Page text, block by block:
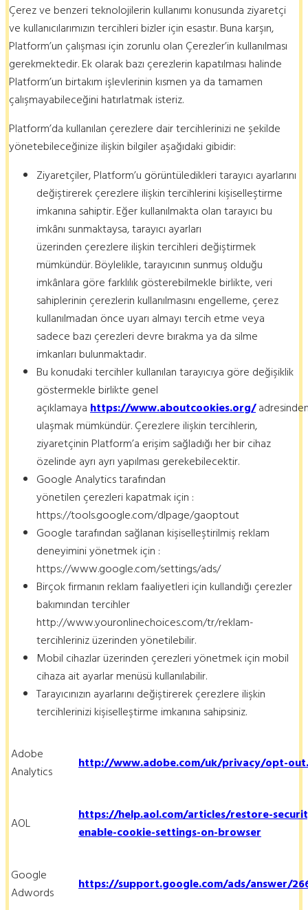
Çerez ve benzeri teknolojilerin kullanımı konusunda ziyaretçi
ve kullanıcılarımızın tercihleri bizler için esastır. Buna karşın,
Platform’un çalışması için zorunlu olan Çerezler’in kullanılması
gerekmektedir. Ek olarak bazı çerezlerin kapatılması halinde
Platform’un birtakım işlevlerinin kısmen ya da tamamen
çalışmayabileceğini hatırlatmak isteriz.
Platform’da kullanılan çerezlere dair tercihlerinizi ne şekilde
yönetebileceğinize ilişkin bilgiler aşağıdaki gibidir:
Ziyaretçiler, Platform’u görüntüledikleri tarayıcı ayarlarını
değiştirerek çerezlere ilişkin tercihlerini kişiselleştirme
imkanına sahiptir. Eğer kullanılmakta olan tarayıcı bu
imkânı sunmaktaysa, tarayıcı ayarları
üzerinden çerezlere ilişkin tercihleri değiştirmek
mümkündür. Böylelikle, tarayıcının sunmuş olduğu
imkânlara göre farklılık gösterebilmekle birlikte, veri
sahiplerinin çerezlerin kullanılmasını engelleme, çerez
kullanılmadan önce uyarı almayı tercih etme veya
sadece bazı çerezleri devre bırakma ya da silme
imkanları bulunmaktadır.
Bu konudaki tercihler kullanılan tarayıcıya göre değişiklik
göstermekle birlikte genel
açıklamayahttps://www.aboutcookies.org/
ulaşmak mümkündür. Çerezlere ilişkin tercihlerin,
ziyaretçinin Platform’a erişim sağladığı her bir cihaz
özelinde ayrı ayrı yapılması gerekebilecektir.
Google Analytics tarafından
yönetilen çerezleri kapatmak için :
https://tools.google.com/dlpage/gaoptout
Google tarafından sağlanan kişiselleştirilmiş reklam
deneyimini yönetmek için :
https://www.google.com/settings/ads/
Birçok firmanın reklam faaliyetleri için kullandığı çerezler
bakımından tercihler
http://www.youronlinechoices.com/tr/reklam-
tercihleriniz üzerinden yönetilebilir.
Mobil cihazlar üzerinden çerezleri yönetmek için mobil
cihaza ait ayarlar menüsü kullanılabilir.
Tarayıcınızın ayarlarını değiştirerek çerezlere ilişkin
tercihlerinizi kişiselleştirme imkanına sahipsiniz.
Adobe
Analytics
http://www.adobe.com/uk/privacy/opt-
AOL
https://help.aol.com/articles/restore-
enable-cookie-settings-on-browser
Google
Adwords
https://support.google.com/ads/answer/